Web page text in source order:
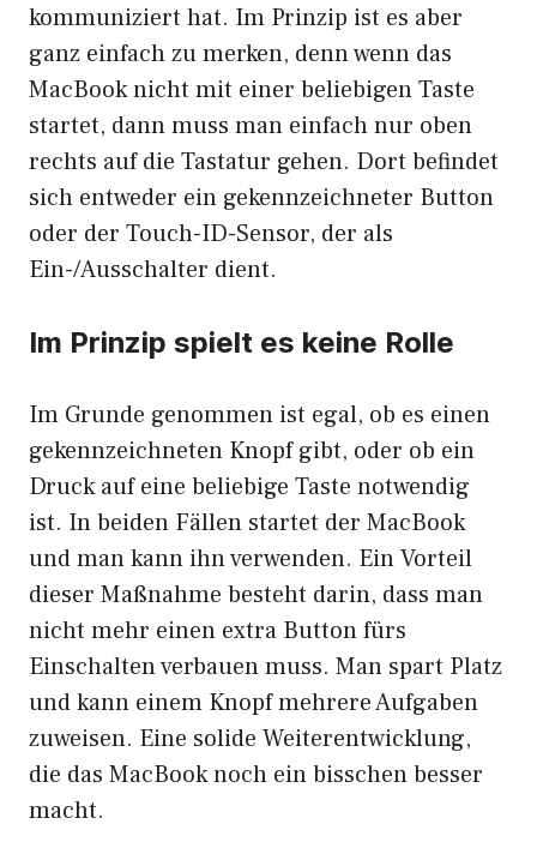
kommuniziert hat. Im Prinzip ist es aber
ganz einfach zu merken, denn wenn das
MacBook nicht mit einer beliebigen Taste
startet, dann muss man einfach nur oben
rechts auf die Tastatur gehen. Dort befindet
sich entweder ein gekennzeichneter Button
oder der Touch-ID-Sensor, der als
Ein-/Ausschalter dient.
Im Prinzip spielt es keine Rolle
Im Grunde genommen ist egal, ob es einen
gekennzeichneten Knopf gibt, oder ob ein
Druck auf eine beliebige Taste notwendig
ist. In beiden Fällen startet der MacBook
und man kann ihn verwenden. Ein Vorteil
dieser Maßnahme besteht darin, dass man
nicht mehr einen extra Button fürs
Einschalten verbauen muss. Man spart Platz
und kann einem Knopf mehrere Aufgaben
zuweisen. Eine solide Weiterentwicklung,
die das MacBook noch ein bisschen besser
macht.